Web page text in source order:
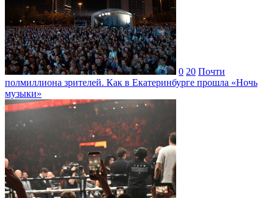
0 20 Почти
полмиллиона зрителей. Как в Екатеринбурге прошла «Ночь
музыки»